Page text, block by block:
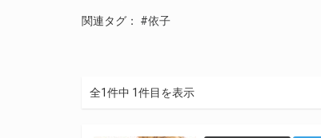
関連タグ： #依子
全1件中 1件目を表示